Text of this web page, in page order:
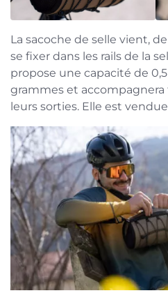
La sacoche de selle vient,
se fixer dans les rails de la
propose une capacité de
grammes et accompagnera
leurs sorties. Elle est